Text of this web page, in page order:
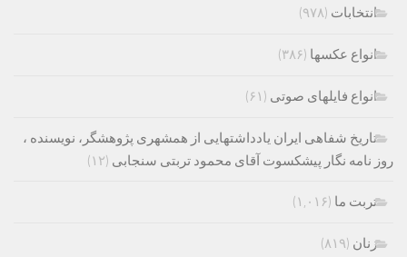
انتخابات (۹۷۸)
انواع عکسها (۳۸۶)
انواع فایلهای صوتی (۶۱)
تاریخ شفاهی ایران یادداشتهایی از همشهری پژوهشگر، نویسنده ،
روز نامه نگار پیشکسوت آقای محمود تربتی سنجابی (۱۲)
تربت ما (۱,۰۱۶)
زنان (۸۱۹)